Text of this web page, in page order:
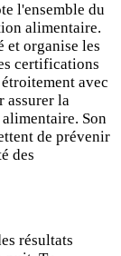
l'ensemble du
alimentaire.
et organise les
certifications
avec
assurer la
Son
de prévenir
des
résultats